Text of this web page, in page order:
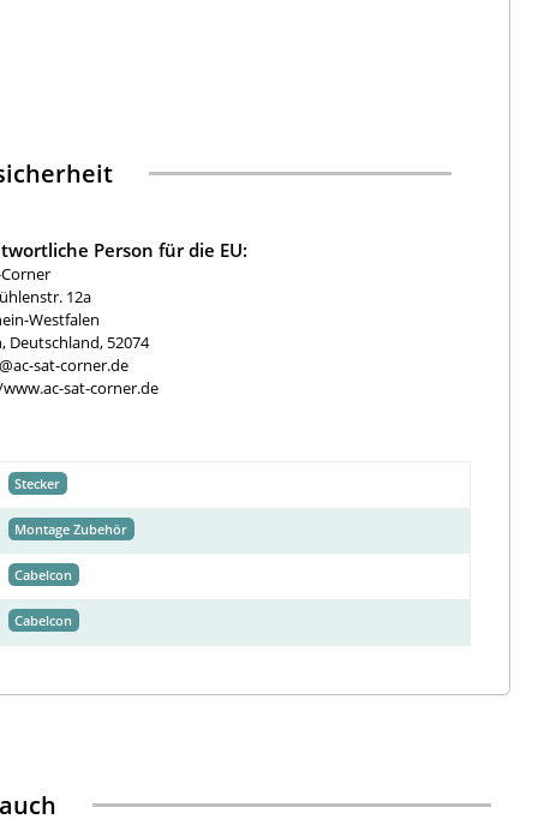
Person für die EU:
12a
Westfalen
Deutschland, 52074
sat-corner.de
sat-corner.de
Stecker
Montage Zubehör
Cabelcon
Cabelcon